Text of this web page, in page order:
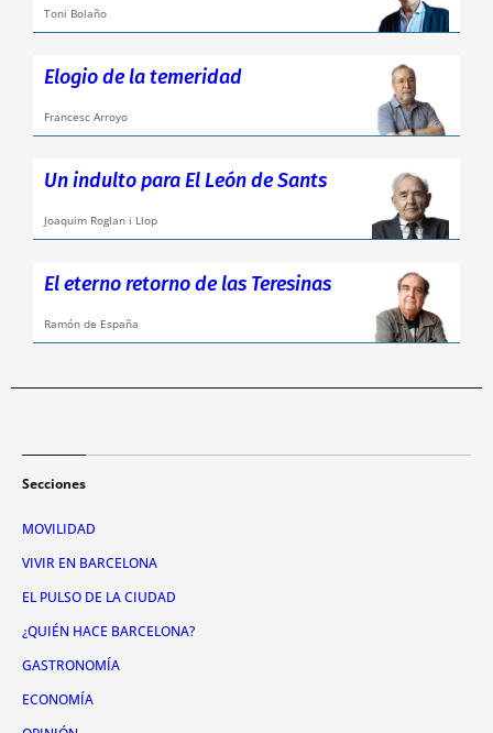
Toni Bolaño
Elogio de la temeridad
Francesc Arroyo
Un indulto para El León de Sants
Joaquim Roglan i Llop
El eterno retorno de las Teresinas
Ramón de España
Secciones
MOVILIDAD
VIVIR EN BARCELONA
EL PULSO DE LA CIUDAD
¿QUIÉN HACE BARCELONA?
GASTRONOMÍA
ECONOMÍA